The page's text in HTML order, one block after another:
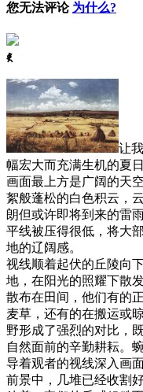
您无法评论 为什么?
ꈅ
让
幅宏大而充满生机的夏
画面最上方是广阔的天
絮般蓬松的白色积云，
朗但或许即将到来的雷
平线被压得很低，将大
地的辽阔感。
视线顺着起伏的丘陵向
地，在阳光的照耀下散
散布在田间，他们有的
麦草，还有的在搬运或
野形成了强烈的对比，
自然面前的辛勤耕耘。
导着观者的视线深入画面
前景中，几堆已经收割